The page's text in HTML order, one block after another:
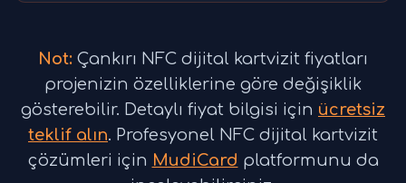
Not: Çankırı NFC dijital kartvizit fiyatları
projenizin özelliklerine göre değişiklik
gösterebilir. Detaylı fiyat bilgisi için ücretsiz
teklif alın. Profesyonel NFC dijital kartvizit
çözümleri için MudiCard platformunu da